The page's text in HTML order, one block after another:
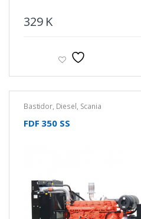
329 K
Bastidor, Diesel, Scania
FDF 350 SS